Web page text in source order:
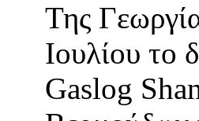
Της
Ιουλίου το
Gaslog